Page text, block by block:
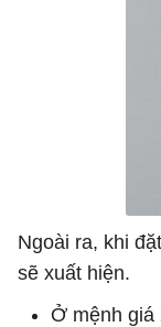
Ngoài ra, khi
sẽ xuất hiện.
Ở mệnh giá